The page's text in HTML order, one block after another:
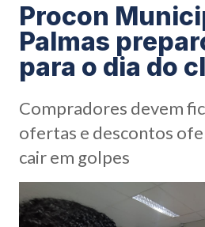
Procon
Palmas
para o dia do
Compradores devem
ofertas e descontos
cair em golpes